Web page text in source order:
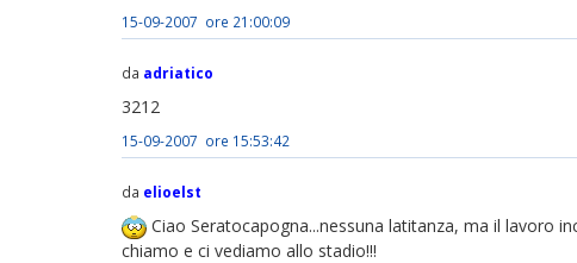
15-09-2007 ore 21:00:09
da adriatico
3212
15-09-2007 ore 15:53:42
da elioelst
Ciao Seratocapogna...nessuna latitanza, ma il lavoro
chiamo e ci vediamo allo stadio!!!